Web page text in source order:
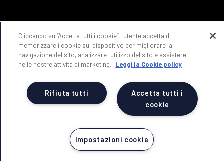
PARTI ORA
Cliccando su “Accetta tutti i cookie”, l'utente accetta di
memorizzare i cookie sul dispositivo per migliorare la
navigazione del sito, analizzare l'utilizzo del sito e assistere
nelle nostre attività di marketing.
Leggi la Cookie policy
Accetta tutti i
cookie
Rifiuta tutti
Impostazioni cookie